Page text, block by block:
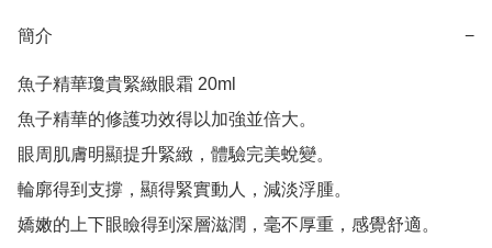
簡介 −
魚子精華瓊貴緊緻眼霜 20ml
魚子精華的修護功效得以加強並倍大。
眼周肌膚明顯提升緊緻，體驗完美蛻變。
輪廓得到支撐，顯得緊實動人，減淡浮腫。
嬌嫩的上下眼瞼得到深層滋潤，毫不厚重，感覺舒適。